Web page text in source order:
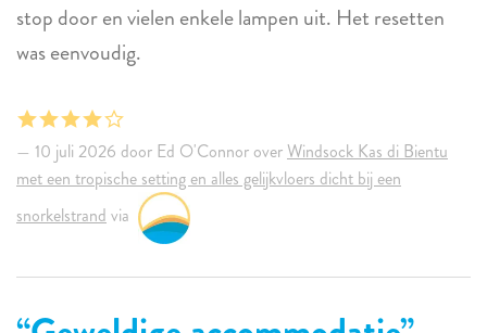
stop door en vielen enkele lampen uit. Het resetten
was eenvoudig.
10 juli 2026 door Ed O'Connor overWindsock Kas di Bientu
met een tropische setting en alles gelijkvloers dicht bij een
snorkelstrand via